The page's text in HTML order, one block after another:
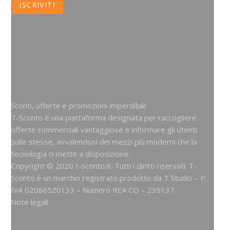
Sconti, offerte e promozioni imperdibili!
T-Sconto è una piattaforma designata per raccogliere
offerte commerciali vantaggiose e informare gli utenti
sulle stesse, avvalendosi dei mezzi più moderni che la
tecnologia ci mette a disposizione.
Copyright © 2020 t-sconto.it. Tutti i diritti riservati. T-
Sconto è un marchio registrato prodotto da T Studio – P.
IVA 02086520133 – Numero REA CO – 239137
Note legali